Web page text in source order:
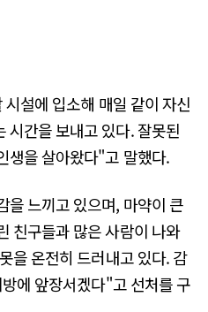
설에 입소해 매일 같이 자신
시간을 보내고 있다. 잘못된
생을 살아왔다"고 말했다.
을 느끼고 있으며, 마약이 큰
친구들과 많은 사람이 나와
을 온전히 드러내고 있다. 감
에 앞장서겠다"고 선처를 구